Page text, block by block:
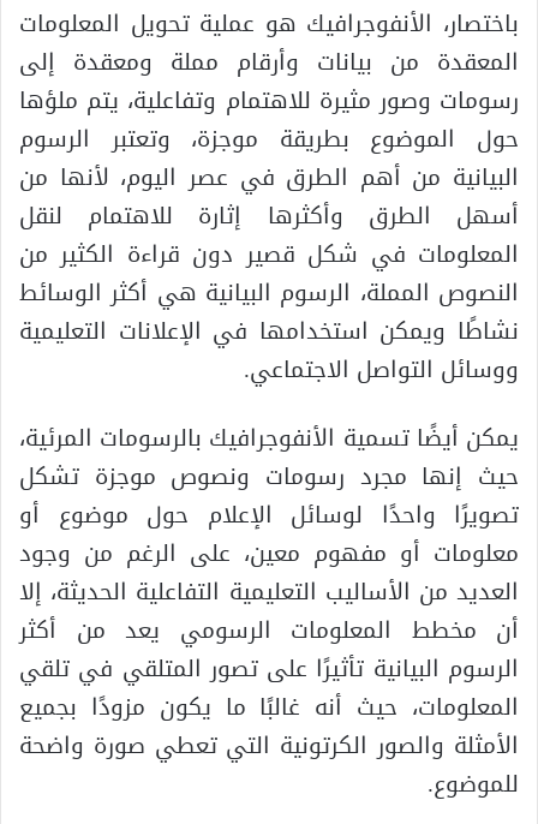
باختصار، الأنفوجرافيك هو عملية تحويل المعلومات
المعقدة من بيانات وأرقام مملة ومعقدة إلى
رسومات وصور مثيرة للاهتمام وتفاعلية، يتم ملؤها
حول الموضوع بطريقة موجزة، وتعتبر الرسوم
البيانية من أهم الطرق في عصر اليوم، لأنها من
أسهل الطرق وأكثرها إثارة للاهتمام لنقل
المعلومات في شكل قصير دون قراءة الكثير من
النصوص المملة، الرسوم البيانية هي أكثر الوسائط
نشاطًا ويمكن استخدامها في الإعلانات التعليمية
ووسائل التواصل الاجتماعي.
يمكن أيضًا تسمية الأنفوجرافيك بالرسومات المرئية،
حيث إنها مجرد رسومات ونصوص موجزة تشكل
تصويرًا واحدًا لوسائل الإعلام حول موضوع أو
معلومات أو مفهوم معين، على الرغم من وجود
العديد من الأساليب التعليمية التفاعلية الحديثة، إلا
أن مخطط المعلومات الرسومي يعد من أكثر
الرسوم البيانية تأثيرًا على تصور المتلقي في تلقي
المعلومات، حيث أنه غالبًا ما يكون مزودًا بجميع
الأمثلة والصور الكرتونية التي تعطي صورة واضحة
للموضوع.